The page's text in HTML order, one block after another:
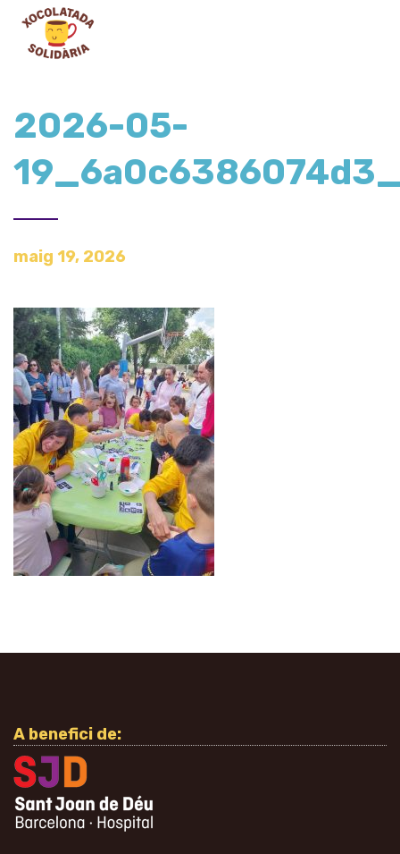
2026-05-
maig 19, 2026
A benefici de: